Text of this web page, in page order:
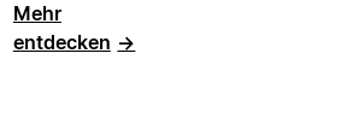
Mehr
entdecken →